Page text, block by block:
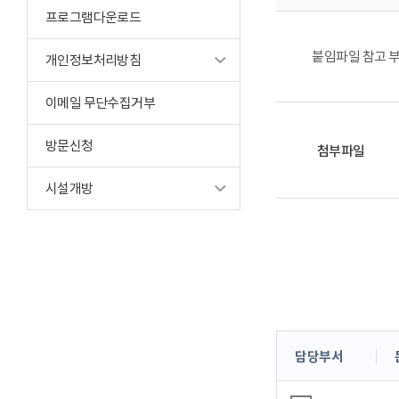
프로그램다운로드
개인정보처리방침
이메일 무단수집거부
방문신청
시설개방
붙임파일 참고
첨부파일
콘
츠
담당부서